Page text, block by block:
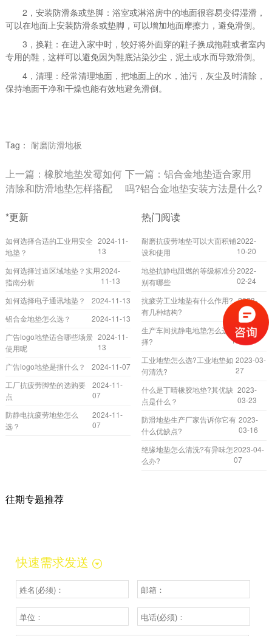
2，安装防滑条或垫脚：浴室或淋浴房中的地面很容易变得湿滑，
可以在地面上安装防滑条或垫脚，可以增加地面摩擦力，避免滑倒。
3，换鞋：在进入家中时，较好将外面穿的鞋子换成拖鞋或者室内
专用的鞋，这样可以避免因为鞋底沾染沙尘，泥土或水而导致滑倒。
4，清理：经常清理地面，把地面上的水，油污，灰尘及时清除，
保持地面干净和干燥也能有效地避免滑倒。
Tag： 耐磨防滑地板
上一篇： 橡胶地垫发霉如何
清除和防滑地垫怎样搭配
下一篇：铝合金地垫适合家用
吗?铝合金地垫安装方法是什么?
*更新
如何选择合适的工业用安全
地垫？
2024-11-
13
如何选择过道区域地垫？实用
指南分析
2024-
11-13
如何选择电子通讯地垫？
2024-11-13
铝合金地垫怎么选？
2024-11-13
广告logo地垫适合哪些场景
使用呢
2024-11-
13
广告logo地垫是指什么？
2024-11-07
工厂抗疲劳脚垫的选购要
点
2024-11-
07
防静电抗疲劳地垫怎么
选？
2024-11-
07
热门阅读
耐磨抗疲劳地垫可以大面积铺
设和使用
2022-
10-20
地垫抗静电阻燃的等级标准分
别有哪些
2022-
02-24
抗疲劳工业地垫有什么作用?
有几种结构?
2023-
04-17
生产车间抗静电地垫怎么选
择?
2023-02-
17
工业地垫怎么选?工业地垫如
何清洗?
2023-03-
27
什么是丁晴橡胶地垫?其优缺
点是什么？
2023-
03-23
防滑地垫生产厂家告诉你它有
什么优缺点?
2023-
03-16
绝缘地垫怎么清洗?有异味怎
么办?
2023-04-
07
往期专题推荐
快速需求发送